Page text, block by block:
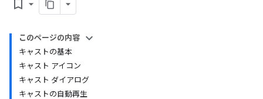
bookmark_border
このページの内容
キャストの基本
キャスト アイコン
キャスト ダイアログ
キャストの自動再生